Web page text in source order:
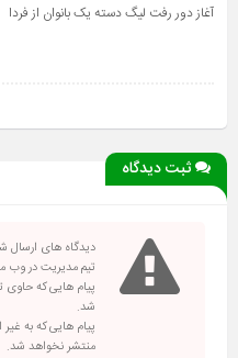
آغاز دور رفت لیگ دسته یک بانوان از فردا
ثبت دیدگاه
دیدگاه های ارسال
تیم مدیریت در وب
پیام هایی که حاوی
شد.
پیام هایی که به غیر
منتشر نخواهد شد.